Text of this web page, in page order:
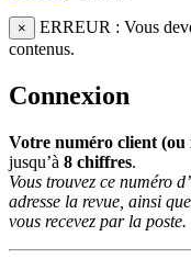
×
ERREUR : Vous
contenus.
Connexion
Votre numéro client (ou
jusqu’à 8 chiffres.
Vous trouvez ce numéro
adresse la revue, ainsi
vous recevez par la poste.